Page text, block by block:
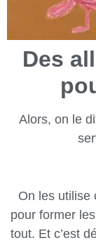
Des
Alors, on le
On les utilise
pour former
tout. Et c’est